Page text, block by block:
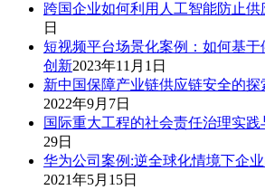
跨国企业如何利用人工智能防止供
日
短视频平台场景化案例：如何基
创新2023年11月1日
新中国保障产业链供应链安全的
2022年9月7日
国际重大工程的社会责任治理实践
29日
华为公司案例:逆全球化情境下企
2021年5月15日